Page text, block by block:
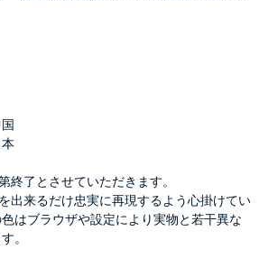
終了とさせていただきます。
出来るだけ忠実に再現するよう心掛けてい
はブラウザや設定により実物と若干異な
。